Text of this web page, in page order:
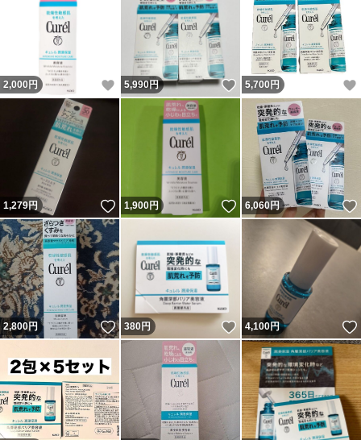
2,000 円 いいね！
5,990円 いいね！
5,700 円
1,279円 いいね！
1,900円 いいね！
6,060円
2,800円 いいね！
380円 いいね！
4,100円